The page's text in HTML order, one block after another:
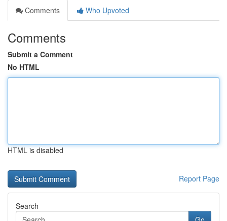
Comments
Who Upvoted
Comments
Submit a Comment
No HTML
HTML is disabled
Report Page
Search